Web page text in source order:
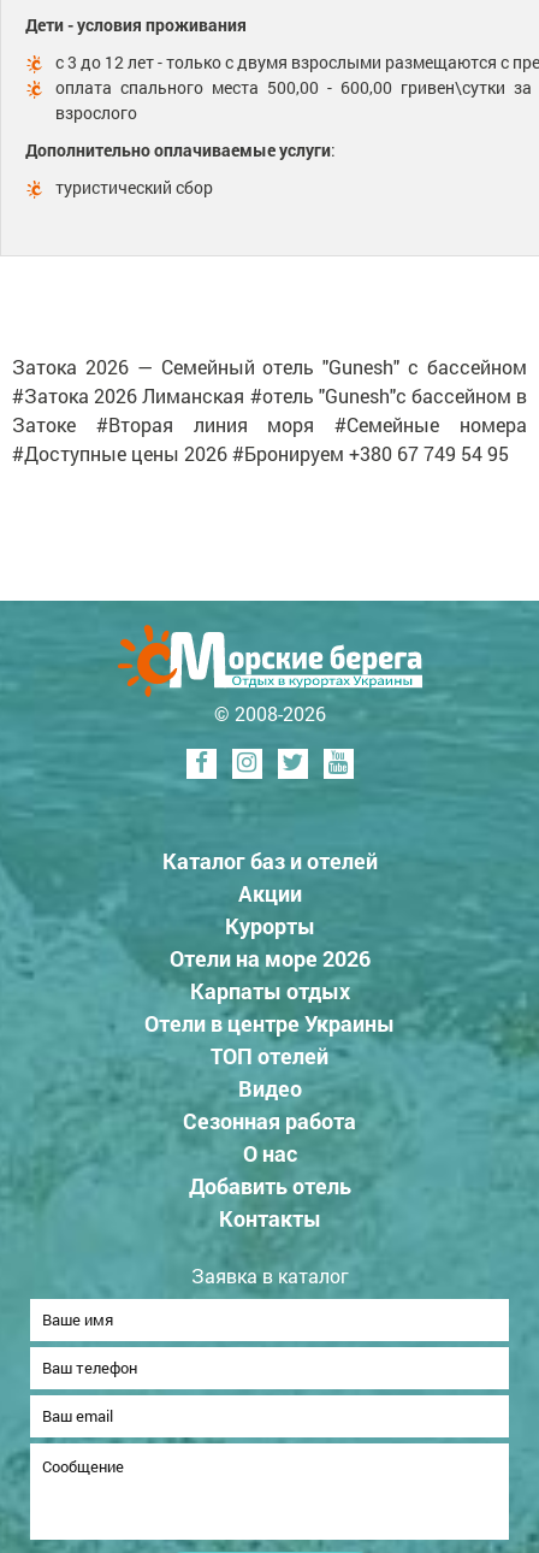
Дети - условия проживания
с 3 до 12 лет - только с двумя взрослыми размещаются с
оплата спального места 500,00 - 600,00 гривен\сутки
взрослого
Дополнительно оплачиваемые услуги:
туристический сбор
Затока 2026 — Семейный отель "Gunesh" с бассейном
#Затока 2026 Лиманская #отель "Gunesh"с бассейном в
Затоке #Вторая линия моря #Семейные номера
#Доступные цены 2026 #Бронируем +380 67 749 54 95
© 2008-2026
Каталог баз и отелей
Акции
Курорты
Отели на море 2026
Карпаты отдых
Отели в центре Украины
ТОП отелей
Видео
Сезонная работа
О нас
Добавить отель
Контакты
Заявка в каталог